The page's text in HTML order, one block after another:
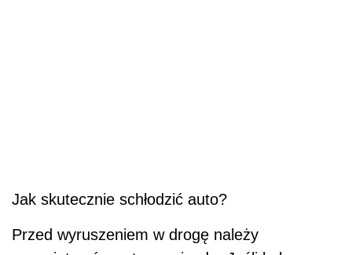
Jak skutecznie schłodzić auto?
Przed wyruszeniem w drogę należy